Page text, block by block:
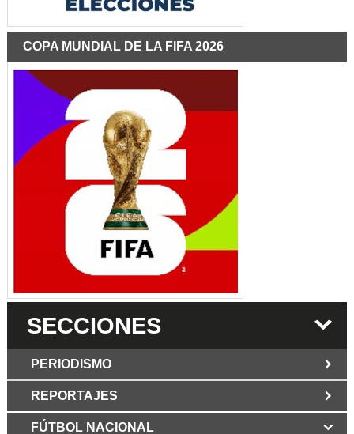
COPA MUNDIAL DE LA FIFA 2026
SECCIONES
PERIODISMO
Los Periodist@s
El silencio del poder. Hay otro mártir de la
REPORTAJES
FÚTBOL NACIONAL